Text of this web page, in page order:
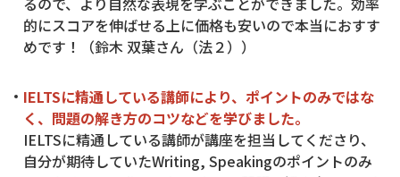
的にスコアを伸ばせる上に価格も安いので本当におすす
めです！（鈴木 双葉さん（法２））
IELTSに精通している講師により、ポイントのみではな
く、問題の解き方のコツなどを学びました。
IELTSに精通している講師が講座を担当してくださり、
自分が期待していたWriting, Speakingのポイントのみ